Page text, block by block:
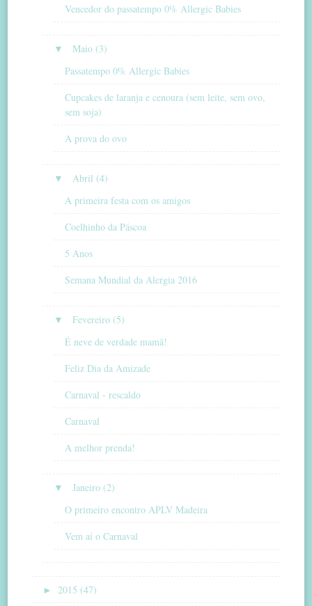
Vencedor do passatempo 0% Allergic Babies
▼
Maio (3)
Passatempo 0% Allergic Babies
Cupcakes de laranja e cenoura (sem leite, sem ovo,
sem soja)
A prova do ovo
▼
Abril (4)
A primeira festa com os amigos
Coelhinho da Páscoa
5 Anos
Semana Mundial da Alergia 2016
▼
Fevereiro (5)
É neve de verdade mamã!
Feliz Dia da Amizade
Carnaval - rescaldo
Carnaval
A melhor prenda!
▼
Janeiro (2)
O primeiro encontro APLV Madeira
Vem aí o Carnaval
► 2015 (47)